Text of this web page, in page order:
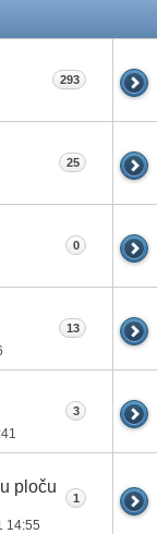
293
25
0
13
3
ploču
14:55
1